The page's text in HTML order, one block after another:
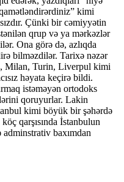
kimi
Çünki bir cəmiyyətin
qrup və ya mərkəzlər
Ona görə də, azlıqda
bilməzdilər. Tarixə nəzər
Milan, Turin, Liverpul kimi
həyata keçirə bildi.
istəməyən ortodoks
qoruyurlar. Lakin
kimi böyük bir şəhərdə
qarşısında İstanbulun
baxımdan